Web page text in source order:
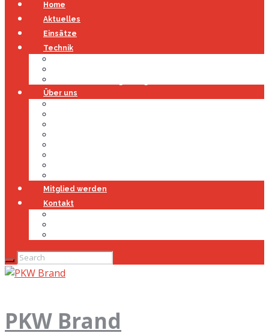
Home
Aktuelles
Einsätze
Technik
Über uns
Mitglied werden
Kontakt
PKW Brand